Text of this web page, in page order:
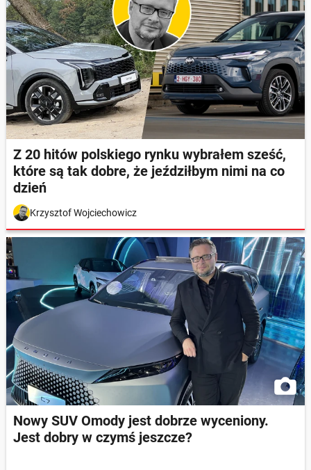
Z 20 hitów polskiego rynku wybrałem sześć,
które są tak dobre, że jeździłbym nimi na co
dzień
Krzysztof Wojciechowicz
Nowy SUV Omody jest dobrze wyceniony.
Jest dobry w czymś jeszcze?